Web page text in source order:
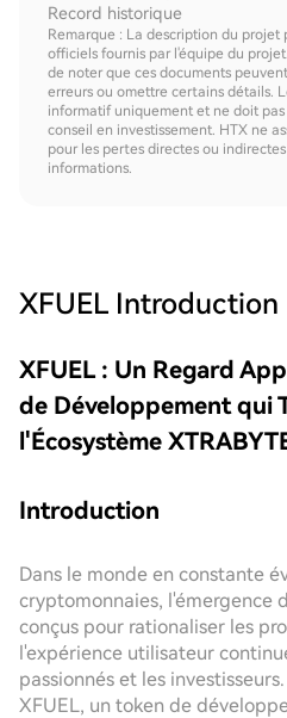
Record historique
Remarque : La description du projet
officiels fournis par l'équipe du
de noter que ces documents
erreurs ou omettre certains détails.
informatif uniquement et ne doit
conseil en investissement. HTX ne
pour les pertes directes ou
informations.
XFUEL Introduction
XFUEL : Un Regard
de Développement qui
l'Écosystème
Introduction
Dans le monde en constante
cryptomonnaies, l'émergence
conçus pour rationaliser les
l'expérience utilisateur
passionnés et les
XFUEL, un token de